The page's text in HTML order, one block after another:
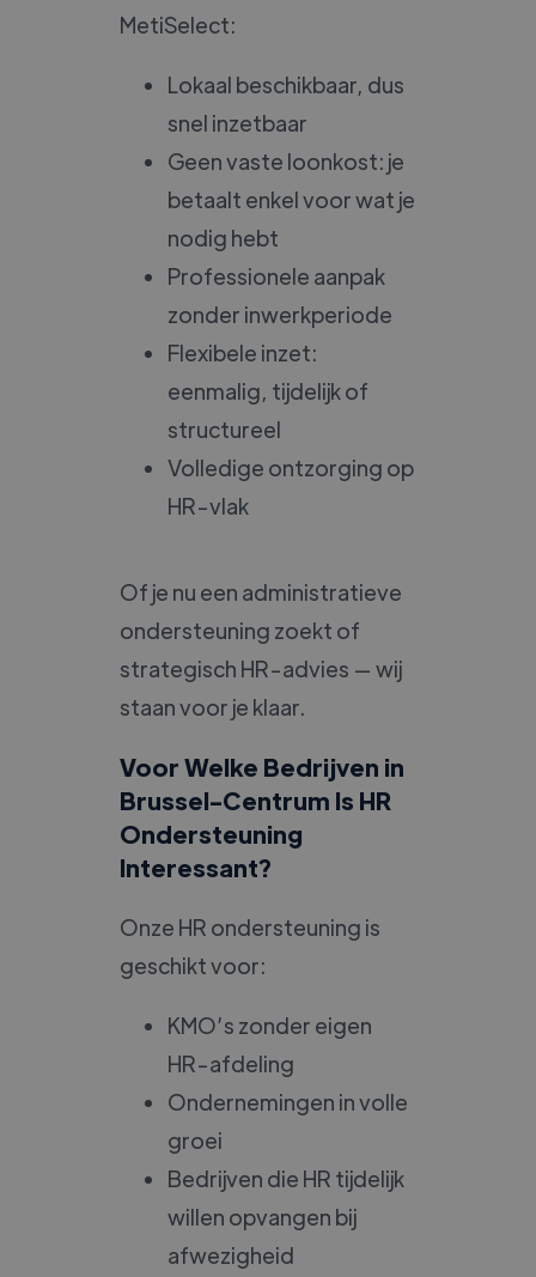
MetiSelect:
Lokaal beschikbaar, dus
snel inzetbaar
Geen vaste loonkost: je
betaalt enkel voor wat je
nodig hebt
Professionele aanpak
zonder inwerkperiode
Flexibele inzet:
eenmalig, tijdelijk of
structureel
Volledige ontzorging op
HR-vlak
Of je nu een administratieve
ondersteuning zoekt of
strategisch HR-advies — wij
staan voor je klaar.
Voor Welke Bedrijven in
Brussel-Centrum Is HR
Ondersteuning
Interessant?
Onze HR ondersteuning is
geschikt voor:
KMO’s zonder eigen
HR-afdeling
Ondernemingen in volle
groei
Bedrijven die HR tijdelijk
willen opvangen bij
afwezigheid